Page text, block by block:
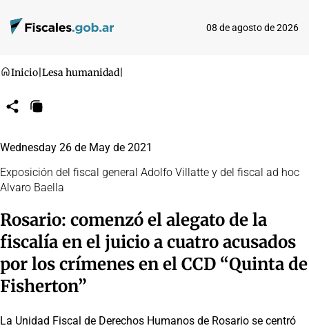
08 de agosto de 2026
Inicio Lesa humanidad
CompartirCopiar
Wednesday 26 de May de 2021
Exposición del fiscal general Adolfo Villatte y del fiscal ad hoc
Alvaro Baella
Rosario: comenzó el alegato de la
fiscalía en el juicio a cuatro acusados
por los crímenes en el CCD “Quinta de
Fisherton”
La Unidad Fiscal de Derechos Humanos de Rosario se centró